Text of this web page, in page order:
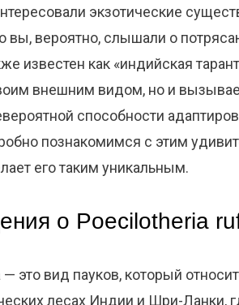
экзотические
вы, вероятно, слышали о
известен как «индийская
внешним видом, но и
способности
познакомимся с этим
его таким уникальным.
о Poecilotheria
это вид пауков, который
лесах Индии и Шри-Ланки,